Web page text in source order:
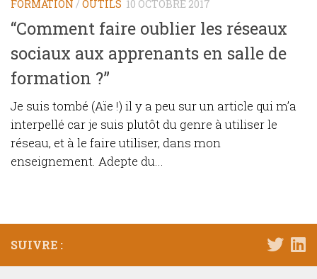
FORMATION / OUTILS 10 OCTOBRE 2017
“Comment faire oublier les réseaux
sociaux aux apprenants en salle de
formation ?”
Je suis tombé (Aïe !) il y a peu sur un article qui m’a
interpellé car je suis plutôt du genre à utiliser le
réseau, et à le faire utiliser, dans mon
enseignement. Adepte du...
SUIVRE :